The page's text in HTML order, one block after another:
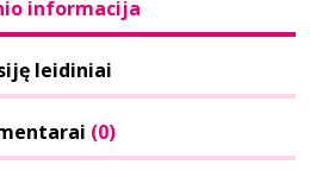
informacija
leidiniai
(0)